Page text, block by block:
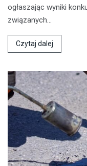
ogłaszając wyniki
związanych…
Czytaj dalej